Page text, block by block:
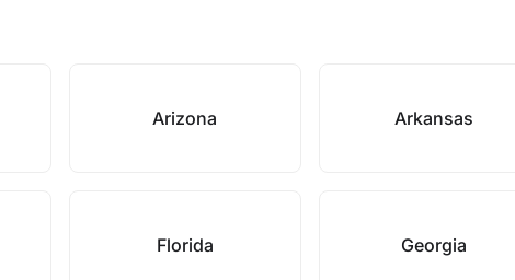
Arizona Arkansas
Florida Georgia